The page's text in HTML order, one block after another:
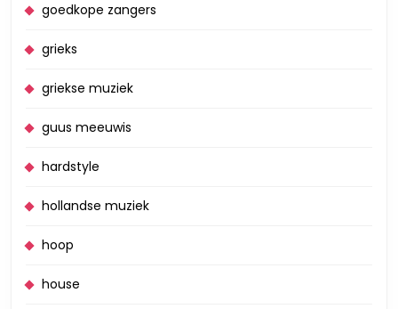
goedkope zangers
grieks
griekse muziek
guus meeuwis
hardstyle
hollandse muziek
hoop
house